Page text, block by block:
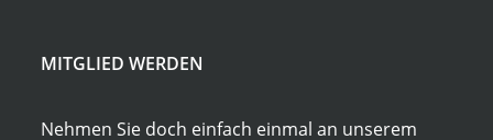
MITGLIED WERDEN
Nehmen Sie doch einfach einmal an unserem